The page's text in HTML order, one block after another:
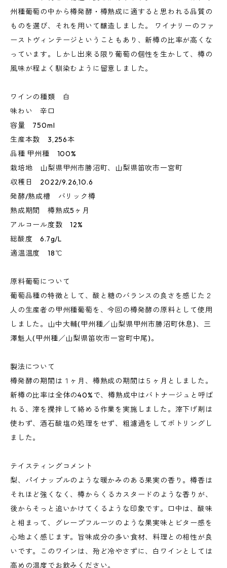
州種葡萄の中から樽発酵・樽熟成に適すると思われる品質の
ものを選び、それを用いて醸造しました。 ワイナリーのファ
ーストヴィンテージということもあり、新樽の比率が高くな
っています。しかし出来る限り葡萄の個性を生かして、樽の
風味が程よく馴染むように留意しました。
ワインの種類 白
味わい 辛口
容量 750ml
生産本数 3,256本
品種 甲州種 100%
栽培地 山梨県甲州市勝沼町、山梨県笛吹市一宮町
収穫日 2022/9.26,10.6
発酵/熟成槽 バリック樽
熟成期間 樽熟成5ヶ月
アルコール度数 12%
総酸度 6.7g/L
適温温度 18℃
原料葡萄について
葡萄品種の特徴として、酸と糖のバランスの良さを感じた２
人の生産者の甲州種葡萄を、今回の樽発酵の原料として使用
しました。山中大輔(甲州種／山梨県甲州市勝沼町休息)、三
澤魁人(甲州種／山梨県笛吹市一宮町中尾)。
製法について
樽発酵の期間は１ヶ月、樽熟成の期間は５ヶ月としました。
新樽の比率は全体の40%で、樽熟成中はバトナージュと呼ば
れる、滓を攪拌して絡める作業を実施しました。滓下げ剤は
使わず、酒石酸塩の処理をせず、粗濾過をしてボトリングし
ました。
テイスティングコメント
梨、パイナップルのような暖かみのある果実の香り。樽香は
それほど強くなく、樽からくるカスタードのような香りが、
後からそっと追いかけてくるような印象です。口中は、酸味
と相まって、グレープフルーツのような果実味とビター感を
心地よく感じます。旨味成分の多い食材、料理との相性が良
いです。このワインは、殆ど冷やさずに、白ワインとしては
高めの温度でお飲みください。